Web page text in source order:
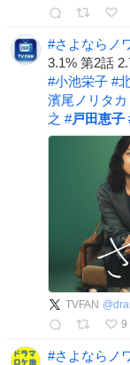
#さよならノ
3.1% 第2話
#小池栄子 #
濱尾ノリタカ
之 #戸田恵子
TVFAN @
9
#さよならノ